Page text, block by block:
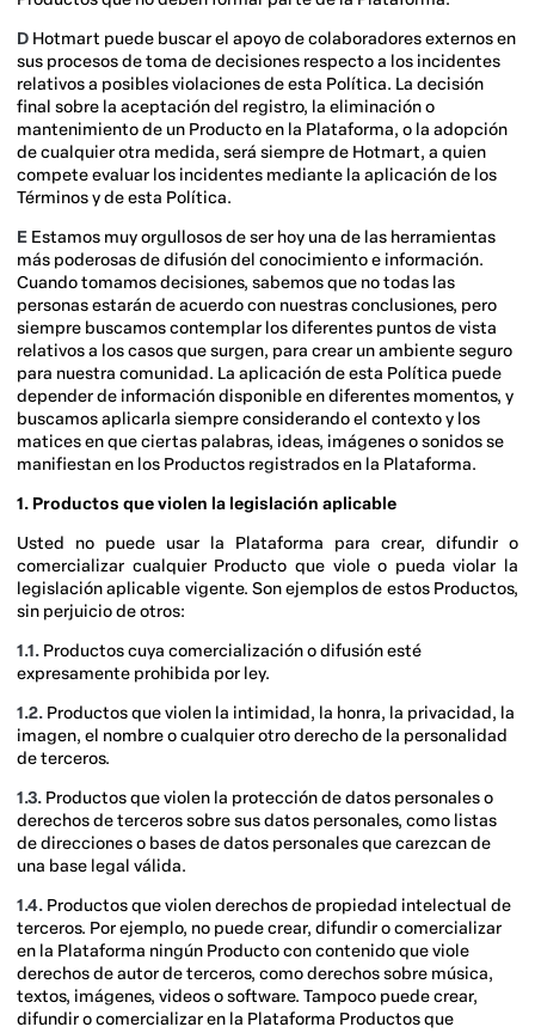
D Hotmart puede buscar el apoyo de colaboradores externos en
sus procesos de toma de decisiones respecto a los incidentes
relativos a posibles violaciones de esta Política. La decisión
final sobre la aceptación del registro, la eliminación o
mantenimiento de un Producto en la Plataforma, o la adopción
de cualquier otra medida, será siempre de Hotmart, a quien
compete evaluar los incidentes mediante la aplicación de los
Términos y de esta Política.
E Estamos muy orgullosos de ser hoy una de las herramientas
más poderosas de difusión del conocimiento e información.
Cuando tomamos decisiones, sabemos que no todas las
personas estarán de acuerdo con nuestras conclusiones, pero
siempre buscamos contemplar los diferentes puntos de vista
relativos a los casos que surgen, para crear un ambiente seguro
para nuestra comunidad. La aplicación de esta Política puede
depender de información disponible en diferentes momentos, y
buscamos aplicarla siempre considerando el contexto y los
matices en que ciertas palabras, ideas, imágenes o sonidos se
manifiestan en los Productos registrados en la Plataforma.
1. Productos que violen la legislación aplicable
Usted no puede usar la Plataforma para crear, difundir o
comercializar cualquier Producto que viole o pueda violar la
legislación aplicable vigente. Son ejemplos de estos Productos,
sin perjuicio de otros:
1.1. Productos cuya comercialización o difusión esté
expresamente prohibida por ley.
1.2. Productos que violen la intimidad, la honra, la privacidad, la
imagen, el nombre o cualquier otro derecho de la personalidad
de terceros.
1.3. Productos que violen la protección de datos personales o
derechos de terceros sobre sus datos personales, como listas
de direcciones o bases de datos personales que carezcan de
una base legal válida.
1.4. Productos que violen derechos de propiedad intelectual de
terceros. Por ejemplo, no puede crear, difundir o comercializar
en la Plataforma ningún Producto con contenido que viole
derechos de autor de terceros, como derechos sobre música,
textos, imágenes, videos o software. Tampoco puede crear,
difundir o comercializar en la Plataforma Productos que